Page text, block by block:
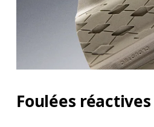
Foulées réactives